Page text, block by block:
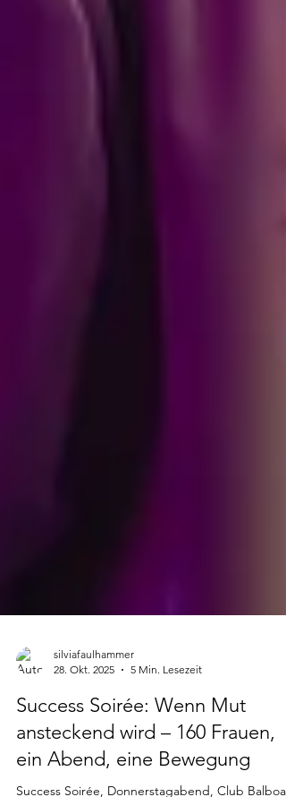
silviafaulhammer
28. Okt. 2025
5 Min. Lesezeit
Success Soirée: Wenn Mut